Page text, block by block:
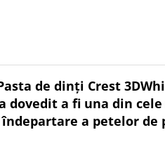
de dinți Crest
dovedit a fi una din
a petelor de